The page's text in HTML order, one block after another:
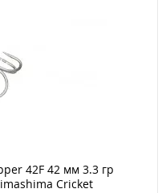
42F 42 мм 3.3 гр
Cricket